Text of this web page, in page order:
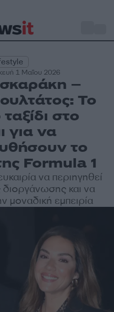
1 Μαΐου 2026
–
Το
στο
για να
το
Formula 1
να περιηγηθεί
και να
μοναδική εμπειρία